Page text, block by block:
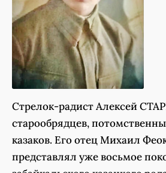
Стрелок-радист Алексей
старообрядцев,
казаков. Его отец Михаил
представлял уже восьмое